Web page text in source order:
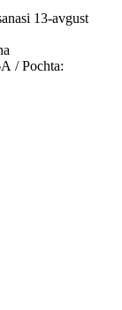
13-avgust
/ Pochta: